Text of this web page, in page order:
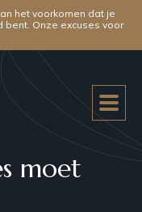
het voorkomen dat je
Onze excuses voor
moet